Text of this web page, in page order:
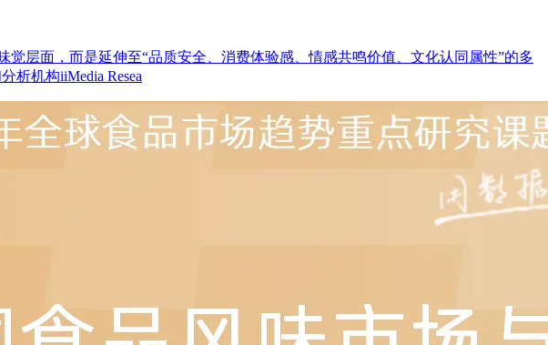
层面，而是延伸至“品质安全、消费体验感、情感共鸣价值、文化认同属性”的多
析机构iiMedia Resea